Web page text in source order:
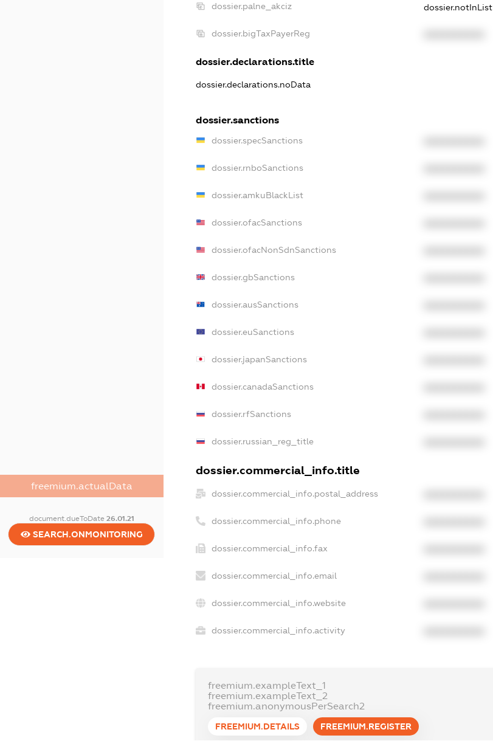
freemium.actualData
document.dueToDate 26.01.21
SEARCH.ONMONITORING
dossier.palne_akciz dossier.notInList
dossier.bigTaxPayerReg
dossier.declarations.title
dossier.declarations.noData
dossier.sanctions
dossier.specSanctions
dossier.rnboSanctions
dossier.amkuBlackList
dossier.ofacSanctions
dossier.ofacNonSdnSanctions
dossier.gbSanctions
dossier.ausSanctions
dossier.euSanctions
dossier.japanSanctions
dossier.canadaSanctions
dossier.rfSanctions
dossier.russian_reg_title
dossier.commercial_info.title
dossier.commercial_info.postal_address
dossier.commercial_info.phone
dossier.commercial_info.fax
dossier.commercial_info.email
dossier.commercial_info.website
dossier.commercial_info.activity
freemium.exampleText_1
freemium.exampleText_2
freemium.anonymousPerSearch2
FREEMIUM.DETAILS FREEMIUM.REGISTER